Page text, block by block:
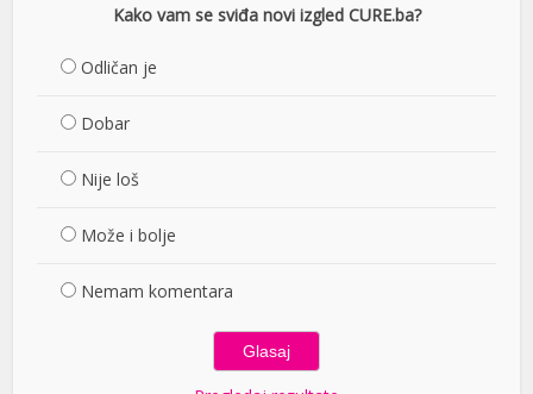
Kako vam se sviđa novi izgled CURE.ba?
Odličan je
Dobar
Nije loš
Može i bolje
Nemam komentara